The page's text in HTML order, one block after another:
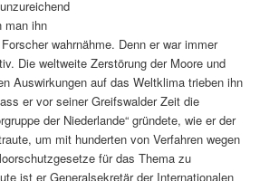
man ihn
wahrnähme. Denn er war immer
Die weltweite Zerstörung der Moore und
Auswirkungen auf das Weltklima trieben ihn
er vor seiner Greifswalder Zeit die
der Niederlande“ gründete, wie er der
um mit hunderten von Verfahren wegen
für das Thema zu
ist er Generalsekretär der Internationalen